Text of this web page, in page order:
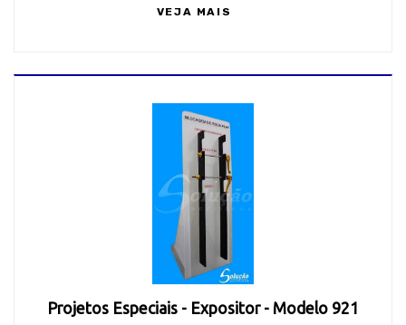
VEJA MAIS
Projetos Especiais - Expositor - Modelo 921